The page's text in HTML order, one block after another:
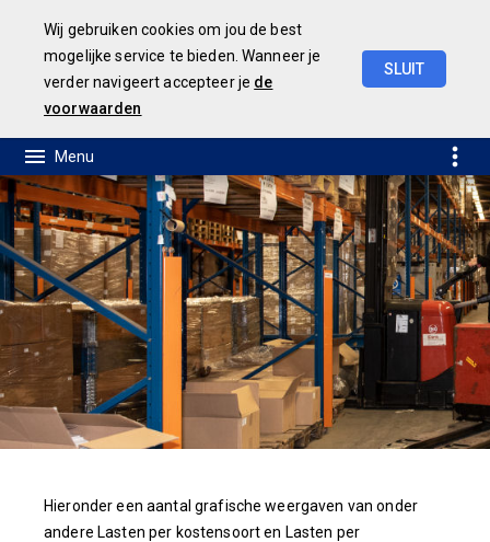
Wij gebruiken cookies om jou de best
mogelijke service te bieden. Wanneer je
verder navigeert accepteer je de
voorwaarden
SLUIT
Wat heeft het gekost
Hieronder een aantal grafische weergaven van onder
andere Lasten per kostensoort en Lasten per